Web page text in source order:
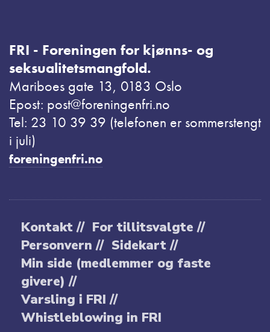
FRI - Foreningen for kjønns- og
seksualitetsmangfold.
Mariboes gate 13, 0183 Oslo
Epost: post@foreningenfri.no
Tel: 23 10 39 39 (telefonen er sommerstengt
i juli)
foreningenfri.no
Kontakt // For tillitsvalgte //
Personvern // Sidekart //
Min side (medlemmer og faste
givere) //
Varsling i FRI //
Whistleblowing in FRI